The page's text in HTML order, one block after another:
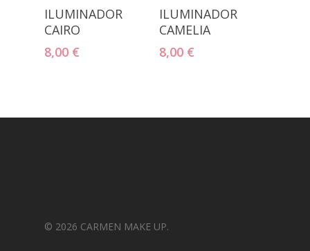
Añadir Al
Carrito
ILUMINADOR
CAIRO
8,00 €
Añadir Al
Carrito
ILUMINADOR
CAMELIA
8,00 €
© 2026 CARMEN MAKE UP.